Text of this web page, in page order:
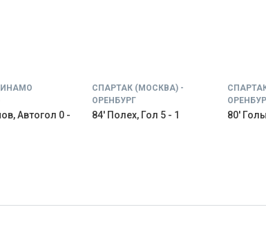
Автогол 0 -
СПАРТАК (МОСКВА) -
ОРЕНБУРГ
84' Полех, Гол 5 - 1 80'